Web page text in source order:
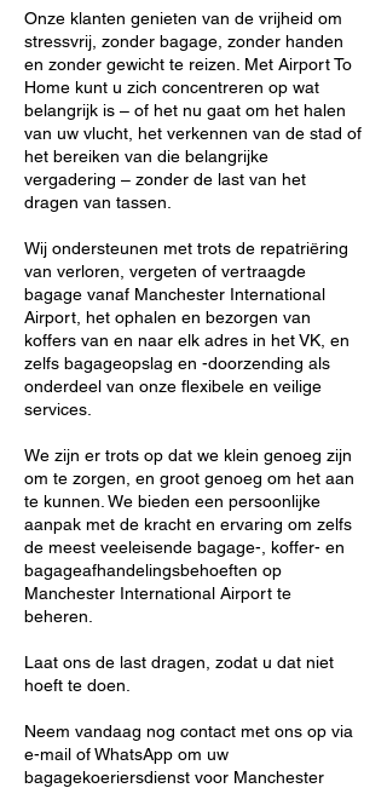
Onze klanten genieten van de vrijheid om
stressvrij, zonder bagage, zonder handen
en zonder gewicht te reizen. Met Airport To
Home kunt u zich concentreren op wat
belangrijk is – of het nu gaat om het halen
van uw vlucht, het verkennen van de stad of
het bereiken van die belangrijke
vergadering – zonder de last van het
dragen van tassen.
Wij ondersteunen met trots de repatriëring
van verloren, vergeten of vertraagde
bagage vanaf Manchester International
Airport, het ophalen en bezorgen van
koffers van en naar elk adres in het VK, en
zelfs bagageopslag en -doorzending als
onderdeel van onze flexibele en veilige
services.
We zijn er trots op dat we klein genoeg zijn
om te zorgen, en groot genoeg om het aan
te kunnen. We bieden een persoonlijke
aanpak met de kracht en ervaring om zelfs
de meest veeleisende bagage-, koffer- en
bagageafhandelingsbehoeften op
Manchester International Airport te
beheren.
Laat ons de last dragen, zodat u dat niet
hoeft te doen.
Neem vandaag nog contact met ons op via
e-mail of WhatsApp om uw
bagagekoeriersdienst voor Manchester